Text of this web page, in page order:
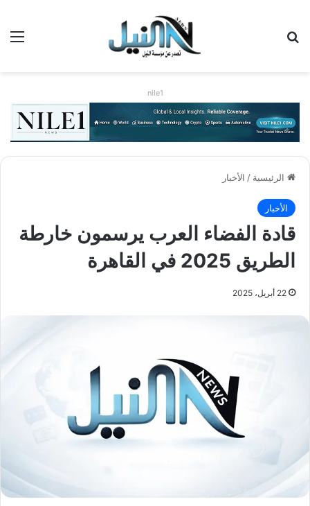
nile1
الرئيسية / الأخبار
الأخبار
قادة الفضاء العرب يرسمون خارطة
الطريق 2025 في القاهرة
22 أبريل، 2025